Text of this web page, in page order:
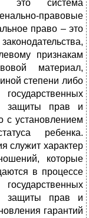
– это система
правовые
право – это
признакам
материал,
степени либо
защиты прав и
с установлением
ребенка.
служит характер
которые
в процессе
защиты прав и
гарантий